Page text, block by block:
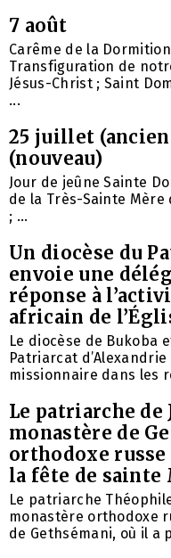
7 août
Carême de la
Transfiguration de
Jésus-Christ ; Saint
...
25 juillet
(nouveau)
Jour de jeûne Sainte
de la Très-Sainte
; ...
Un diocèse du
envoie une
réponse à
africain de
Le diocèse de Bukoba
Patriarcat
missionnaire dans les
Le patriarche
monastère de
orthodoxe
la fête de
Le patriarche
monastère orthodoxe
de Gethsémani, où il a